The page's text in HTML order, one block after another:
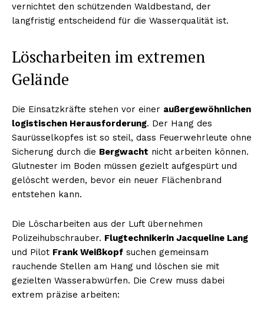
vernichtet den schützenden Waldbestand, der
langfristig entscheidend für die Wasserqualität ist.
Löscharbeiten im extremen
Gelände
Die Einsatzkräfte stehen vor einer außergewöhnlichen
logistischen Herausforderung. Der Hang des
Saurüsselkopfes ist so steil, dass Feuerwehrleute ohne
Sicherung durch die Bergwacht nicht arbeiten können.
Glutnester im Boden müssen gezielt aufgespürt und
gelöscht werden, bevor ein neuer Flächenbrand
entstehen kann.
Die Löscharbeiten aus der Luft übernehmen
Polizeihubschrauber. Flugtechnikerin Jacqueline Lang
und Pilot Frank Weißkopf suchen gemeinsam
rauchende Stellen am Hang und löschen sie mit
gezielten Wasserabwürfen. Die Crew muss dabei
extrem präzise arbeiten: